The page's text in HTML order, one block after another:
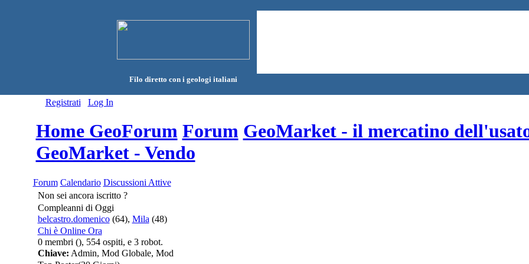
Filo diretto con i geologi italiani
Registrati Log In
Home GeoForum Forum GeoMarket - il mercatino
GeoMarket - Vendo
Forum Calendario Discussioni Attive
Non sei ancora iscritto ?
Compleanni di Oggi
belcastro.domenico(64), Mila (48)
Chi è Online Ora
0 membri (), 554 ospiti, e 3 robot.
Chiave: Admin, Mod Globale, Mod